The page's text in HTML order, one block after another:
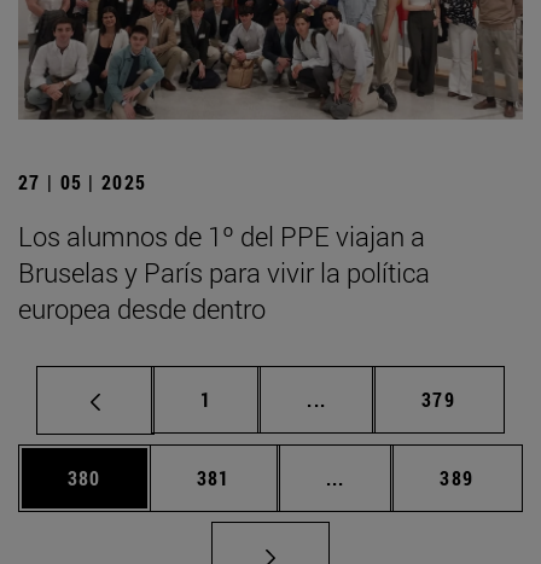
27 | 05 | 2025
Los alumnos de 1º del PPE viajan a
Bruselas y París para vivir la política
europea desde dentro
Página
1 ... Páginas intermedias
Página
379
Página
380 Página
381 ... Páginas intermedias
Página
389